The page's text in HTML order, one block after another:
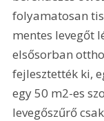
folyamatosan
mentes levegőt
elsősorban
fejlesztették ki,
egy 50 m2-es
levegőszűrő